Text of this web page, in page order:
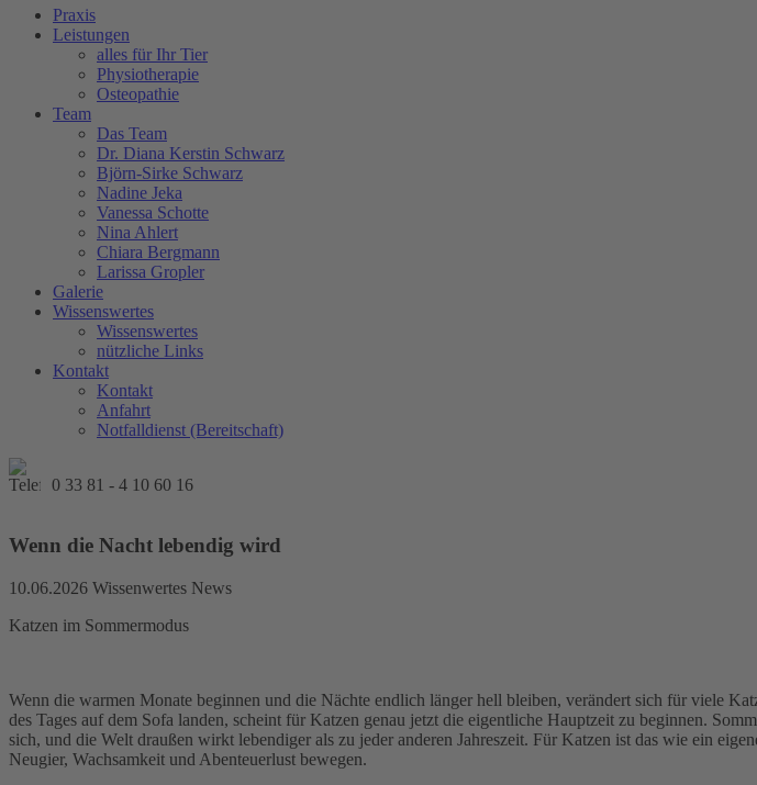
Praxis
Leistungen
alles für Ihr Tier
Physiotherapie
Osteopathie
Team
Das Team
Dr. Diana Kerstin Schwarz
Björn-Sirke Schwarz
Nadine Jeka
Vanessa Schotte
Nina Ahlert
Chiara Bergmann
Larissa Gropler
Galerie
Wissenswertes
Wissenswertes
nützliche Links
Kontakt
Kontakt
Anfahrt
Notfalldienst (Bereitschaft)
0 33 81 - 4 10 60 16
Wenn die Nacht lebendig wird
10.06.2026 Wissenwertes News
Katzen im Sommermodus
Wenn die warmen Monate beginnen und die Nächte endlich länger hell bleiben, verändert sich für viele
des Tages auf dem Sofa landen, scheint für Katzen genau jetzt die eigentliche Hauptzeit zu beginnen.
sich, und die Welt draußen wirkt lebendiger als zu jeder anderen Jahreszeit. Für Katzen ist das wie ein
Neugier, Wachsamkeit und Abenteuerlust bewegen.